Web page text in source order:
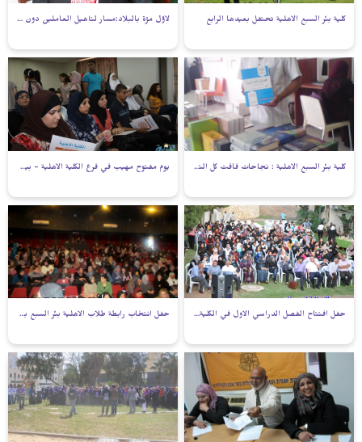
كلية بئر السبع الاهلية تحتفل بعيدها الرابع لأوّل مرّة بالبلاد:مسار لتأهيل العاملين دون بسيخومتري
كلية بئر السبع الأهلية : نجاحات فاقت كل التوقعات يوم مفتوح مهيب في فرع الكلية الأهلية - بيت بيرل
حفل افتتاح الفصل الدراسي الاول في الكلية الاهلية – بيت بيرل حفل انتخاب رابطة طلاب الاهلية بئر السبع ببيت بيرل